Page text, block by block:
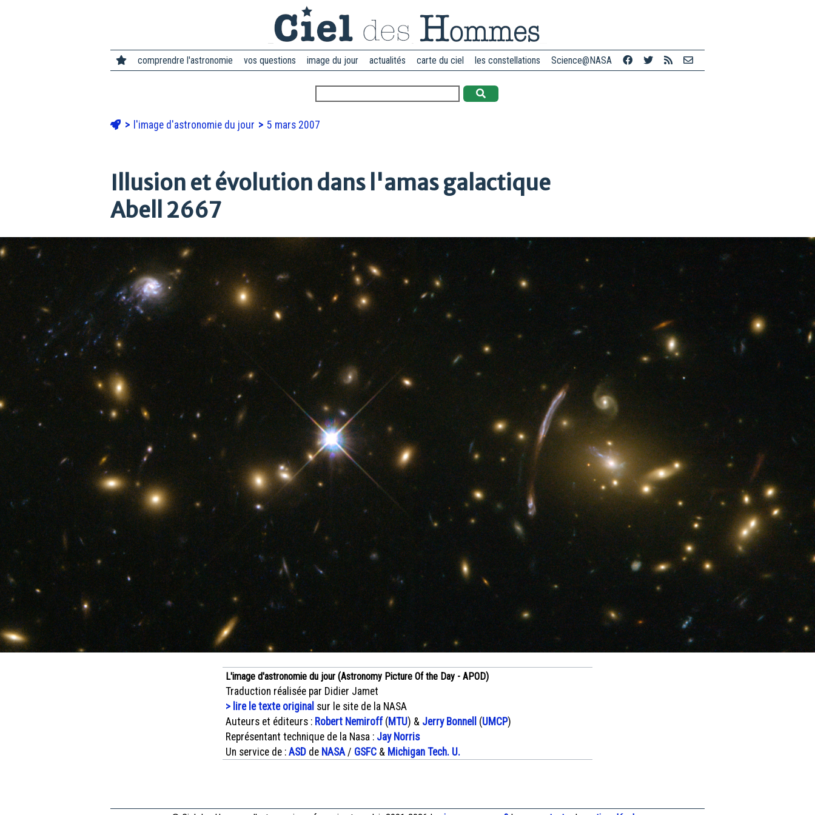
comprendre l'astronomie vos questions image du jour actualités carte du ciel les constellations Science@NASA
l'image d'astronomie du jour 5 mars 2007
Illusion et évolution dans l'amas galactique
Abell 2667
L'image d'astronomie du jour (Astronomy Picture Of the Day - APOD)
Traduction réalisée par Didier Jamet
> lire le texte original sur le site de la NASA
Auteurs et éditeurs : Robert Nemiroff( MTU) & Jerry Bonnell (UMCP)
Représentant technique de la Nasa : Jay Norris
Un service de : ASD de NASA/ GSFC & Michigan Tech. U.